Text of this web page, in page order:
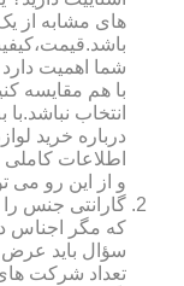
های مشابه از
شما اهمیت دارد
با هم مقایسه
انتخاب
درباره خرید
اطلاعات
و از این رو می
گارانتی جنس را
که مگر اجناس
سؤال باید عرض
تعداد شرکت های